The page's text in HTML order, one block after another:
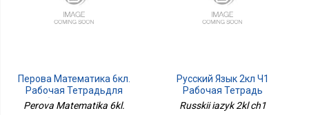
Перова Математика 6кл.
Рабочая Тетрадьдля
Обучающихся С
Perova Matematika 6kl.
Русский Язык 2кл Ч1
Рабочая Тетрадь
Russkii iazyk 2kl ch1